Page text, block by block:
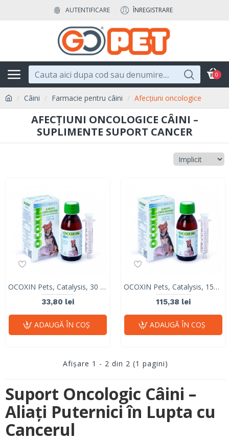
AUTENTIFICARE ÎNREGISTRARE
0
Câini Farmacie pentru câini Afecțiuni oncologice
AFECȚIUNI ONCOLOGICE CÂINI –
SUPLIMENTE SUPORT CANCER
Suport Oncologic Câini –
Aliați Puternici în Lupta cu
Cancerul
OCOXIN Pets, Catalysis, 30 ml
33,80 lei
ADAUGĂ ÎN COŞ
OCOXIN Pets, Catalysis, 150 ml
115,38 lei
ADAUGĂ ÎN COŞ
Afişare 1 - 2 din 2 (1 pagini)